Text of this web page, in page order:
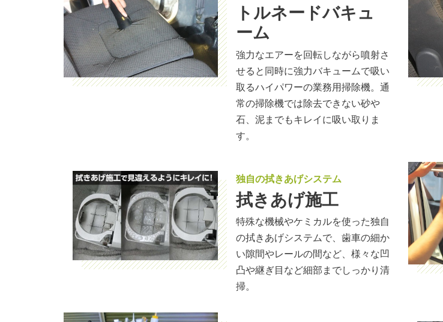
トルネードバキュ
ーム
強力なエアーを回転しながら噴射さ
せると同時に強力バキュームで吸い
取るハイパワーの業務用掃除機。通
常の掃除機では除去できない砂や
石、泥までもキレイに吸い取りま
す。
独自の拭きあげシステム
拭きあげ施工
特殊な機械やケミカルを使った独自
の拭きあげシステムで、歯車の細か
い隙間やレールの間など、様々な凹
凸や継ぎ目など細部までしっかり清
掃。